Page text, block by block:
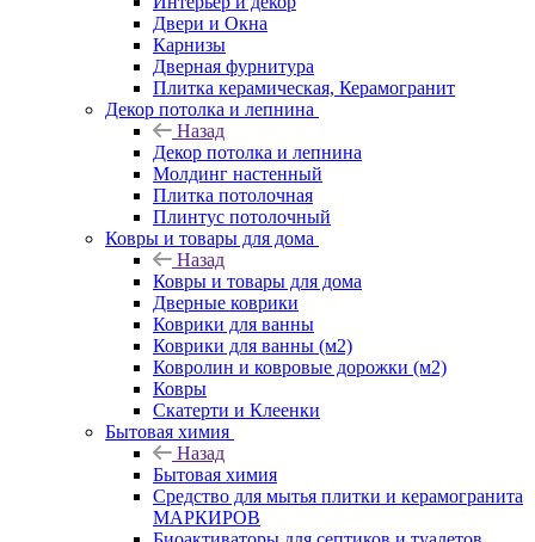
Двери и Окна
Карнизы
Дверная фурнитура
Плитка керамическая, Керамогранит
Декор потолка и лепнина
Назад
Декор потолка и лепнина
Молдинг настенный
Плитка потолочная
Плинтус потолочный
Ковры и товары для дома
Назад
Ковры и товары для дома
Дверные коврики
Коврики для ванны
Коврики для ванны (м2)
Ковролин и ковровые дорожки (м2)
Ковры
Скатерти и Клеенки
Бытовая химия
Назад
Бытовая химия
Средство для мытья плитки и керамогранита
МАРКИРОВ